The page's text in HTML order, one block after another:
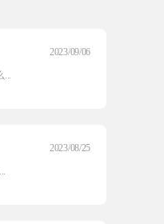
...
2023/09/06
2023/08/25